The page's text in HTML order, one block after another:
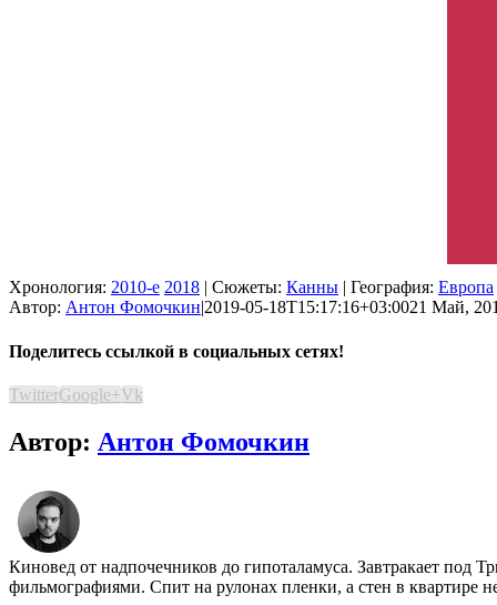
Хронология: 2010-е 2018 | Сюжеты: Канны | География: Европа
Автор: Антон Фомочкин|2019-05-18T15:17:16+03:0021 Май,
Поделитесь ссылкой в социальных сетях!
TwitterGoogle+Vk
Автор: Антон Фомочкин
Киновед от надпочечников до гипоталамуса. Завтракает
фильмографиями. Спит на рулонах пленки, а стен в квартире